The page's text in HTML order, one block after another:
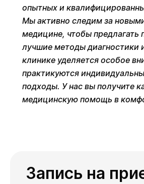
опытных и
Мы активно следим за
медицине, чтобы предлагать
лучшие методы диагностики
клинике уделяется особое
практикуются
подходы. У нас вы получите
медицинскую помощь в
Запись на